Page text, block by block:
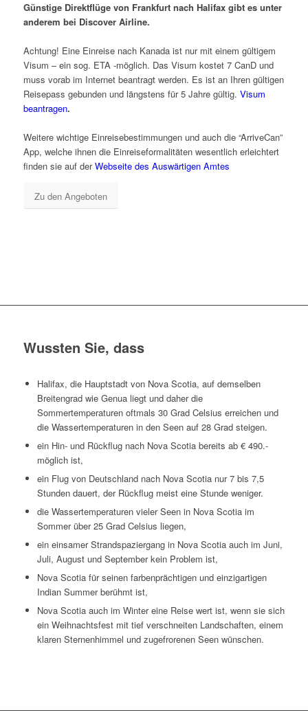
Günstige Direktflüge von Frankfurt nach Halifax gibt es unter
anderem bei Discover Airline.
Achtung! Eine Einreise nach Kanada ist nur mit einem gültigem
Visum – ein sog. ETA -möglich. Das Visum kostet 7 CanD und
muss vorab im Internet beantragt werden. Es ist an Ihren gültigen
Reisepass gebunden und längstens für 5 Jahre gültig. Visum
beantragen.
Weitere wichtige Einreisebestimmungen und auch die “ArriveCan”
App, welche ihnen die Einreiseformalitäten wesentlich erleichtert
finden sie auf derWebseite des Auswärtigen Amtes
Zu den Angeboten
Wussten Sie, dass
Halifax, die Hauptstadt von Nova Scotia, auf demselben
Breitengrad wie Genua liegt und daher die
Sommertemperaturen oftmals 30 Grad Celsius erreichen und
die Wassertemperaturen in den Seen auf 28 Grad steigen.
ein Hin- und Rückflug nach Nova Scotia bereits ab € 490.-
möglich ist,
ein Flug von Deutschland nach Nova Scotia nur 7 bis 7,5
Stunden dauert, der Rückflug meist eine Stunde weniger.
die Wassertemperaturen vieler Seen in Nova Scotia im
Sommer über 25 Grad Celsius liegen,
ein einsamer Strandspaziergang in Nova Scotia auch im Juni,
Juli, August und September kein Problem ist,
Nova Scotia für seinen farbenprächtigen und einzigartigen
Indian Summer berühmt ist,
Nova Scotia auch im Winter eine Reise wert ist, wenn sie sich
ein Weihnachtsfest mit tief verschneiten Landschaften, einem
klaren Sternenhimmel und zugefrorenen Seen wünschen.